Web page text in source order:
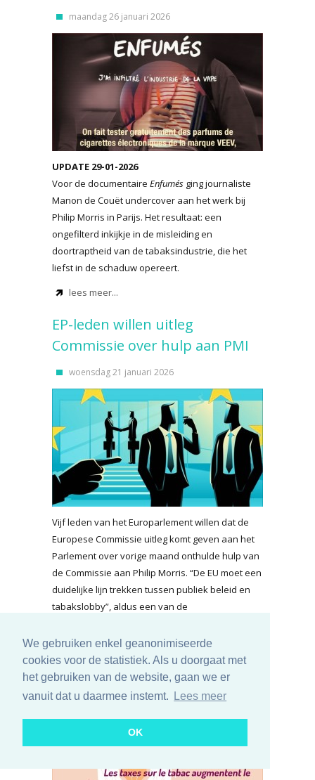
We gebruiken enkel geanonimiseerde
cookies voor de statistiek. Als u doorgaat met
het gebruiken van de website, gaan we er
vanuit dat u daarmee instemt.
Lees meer
OK
maandag 26 januari 2026
UPDATE 29-01-2026
Voor de documentaire Enfumés ging journaliste
Manon de Couët undercover aan het werk bij
Philip Morris in Parijs. Het resultaat: een
ongefilterd inkijkje in de misleiding en
doortraptheid van de tabaksindustrie, die het
liefst in de schaduw opereert.
lees meer...
EP-leden willen uitleg
Commissie over hulp aan PMI
woensdag 21 januari 2026
Vijf leden van het Europarlement willen dat de
Europese Commissie uitleg komt geven aan het
Parlement over vorige maand onthulde hulp van
de Commissie aan Philip Morris. “De EU moet een
duidelijke lijn trekken tussen publiek beleid en
tabakslobby”, aldus een van de
lees meer...
Grote invloed tabakslobby op
Franse parlementsleden
dinsdag 13 januari 2026